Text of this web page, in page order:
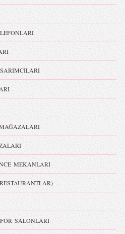
MEKANLARI
SALONLARI